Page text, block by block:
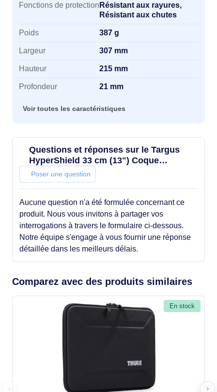
Fonctions de protection Résistant aux rayures,
Résistant aux chutes
Poids 387 g
Largeur 307 mm
Hauteur 215 mm
Profondeur 21 mm
Voir toutes les caractéristiques
Questions et réponses sur le Targus
HyperShield 33 cm (13") Coque
Transparent, Blanc
Poser une question
Aucune question n'a été formulée concernant ce
produit. Nous vous invitons à partager vos
interrogations à travers le formulaire ci-dessous.
Notre équipe s'engage à vous fournir une réponse
détaillée dans les meilleurs délais.
Comparez avec des produits similaires
En stock